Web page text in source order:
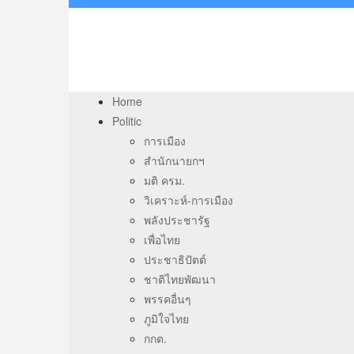
Home
Politic
การเมือง
สำนักนายกฯ
มติ ครม.
วิเคราะห์-การเมือง
พลังประชารัฐ
เพื่อไทย
ประชาธิปัตต์
ชาติไทยพัฒนา
พรรคอื่นๆ
ภูมิใจไทย
กกต.